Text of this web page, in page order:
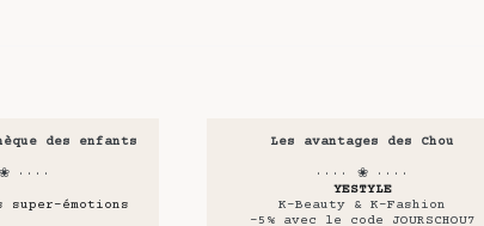
des enfants
····
super-émotions
Les avantages des Chou
···· ❀ ····
YESTYLE
K-Beauty & K-Fashion
-5% avec le code JOURSCHOU7